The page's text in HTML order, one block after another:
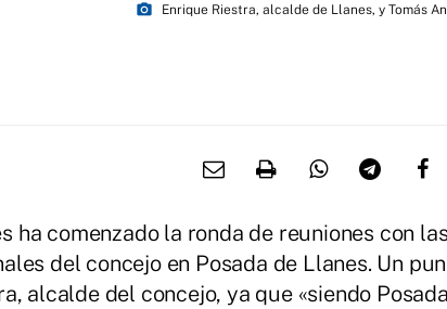
photo_camera Enrique Riestra, alcalde de Llanes, y Tomás
ha comenzado la ronda de reuniones con
del concejo en Posada de Llanes. Un
alcalde del concejo, ya que «siendo